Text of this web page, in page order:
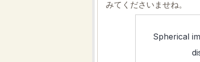
みてくださいませね。